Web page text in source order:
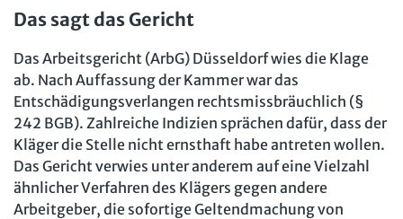
Das sagt das Gericht
Das Arbeitsgericht (ArbG) Düsseldorf wies die Klage
ab. Nach Auffassung der Kammer war das
Entschädigungsverlangen rechtsmissbräuchlich (§
242 BGB). Zahlreiche Indizien sprächen dafür, dass der
Kläger die Stelle nicht ernsthaft habe antreten wollen.
Das Gericht verwies unter anderem auf eine Vielzahl
ähnlicher Verfahren des Klägers gegen andere
Arbeitgeber, die sofortige Geltendmachung von